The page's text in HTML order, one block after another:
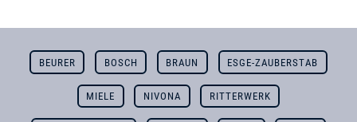
BEURER BOSCH BRAUN ESGE-ZAUBERSTAB
MIELE NIVONA RITTERWERK